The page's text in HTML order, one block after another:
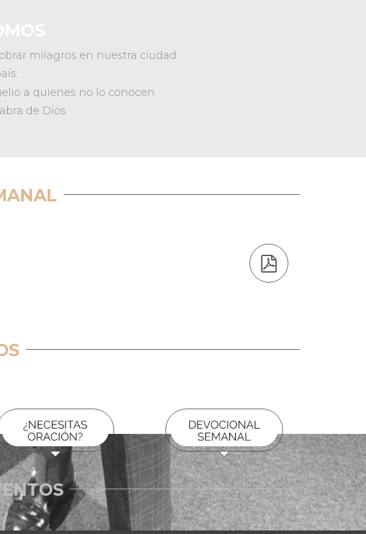
milagros en nuestra ciudad
a quienes no lo conocen
de Dios
